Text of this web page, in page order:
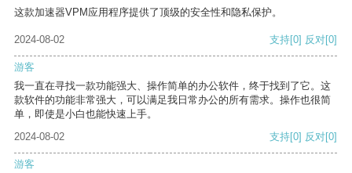
这款加速器VPM应用程序提供了顶级的安全性和隐私保护。
2024-08-02 支持[0] 反对[0]
游客
我一直在寻找一款功能强大、操作简单的办公软件，终于找到了它。这
款软件的功能非常强大，可以满足我日常办公的所有需求。操作也很简
单，即使是小白也能快速上手。
2024-08-02
支持[0] 反对[0]
游客